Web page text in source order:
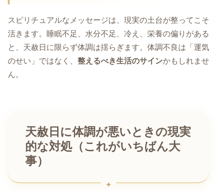
スピリチュアルなメッセージは、現実の土台が整ってこそ
活きます。睡眠不足、水分不足、冷え、栄養の偏りがある
と、天赦日に限らず体調は揺らぎます。体調不良は「運気
のせい」ではなく、 整えるべき生活のサインかもしれませ
ん。
天赦日に体調が悪いときの現実
的な対処（これがいちばん大
事）